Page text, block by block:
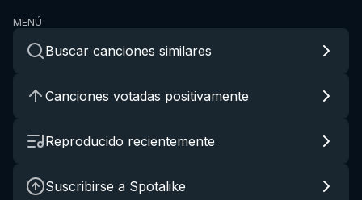
MENÚ
Buscar canciones similares
Canciones votadas positivamente
Reproducido recientemente
Suscribirse a Spotalike